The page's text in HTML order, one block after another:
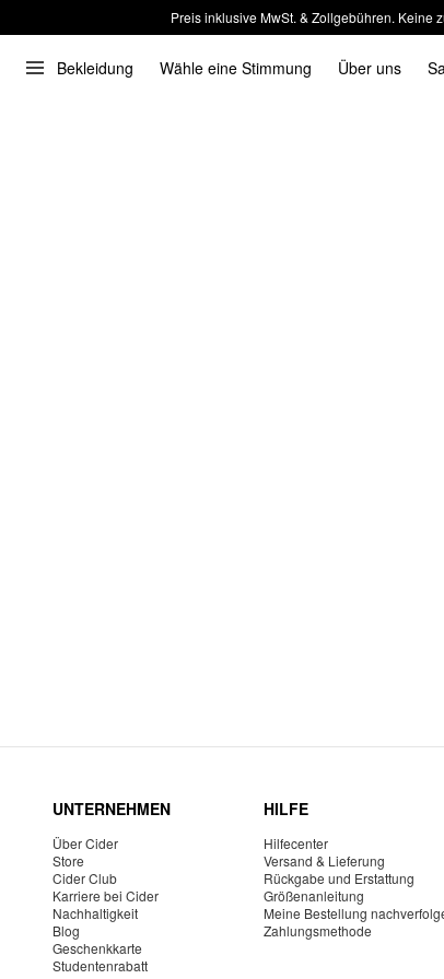
Preis inklusive MwSt. & Zollgebühren. Keine
Bekleidung Wähle eine Stimmung Über uns
UNTERNEHMEN
Über Cider
Store
Cider Club
Karriere bei Cider
Nachhaltigkeit
Blog
Geschenkkarte
Studentenrabatt
HILFE
Hilfecenter
Versand & Lieferung
Rückgabe und Erstattung
Größenanleitung
Meine Bestellung
Zahlungsmethode